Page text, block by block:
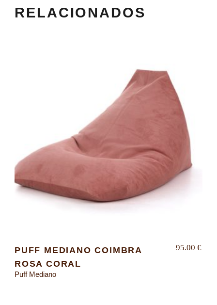
RELACIONADOS
PUFF MEDIANO COIMBRA
ROSA CORAL
Puff Mediano
95.00 €